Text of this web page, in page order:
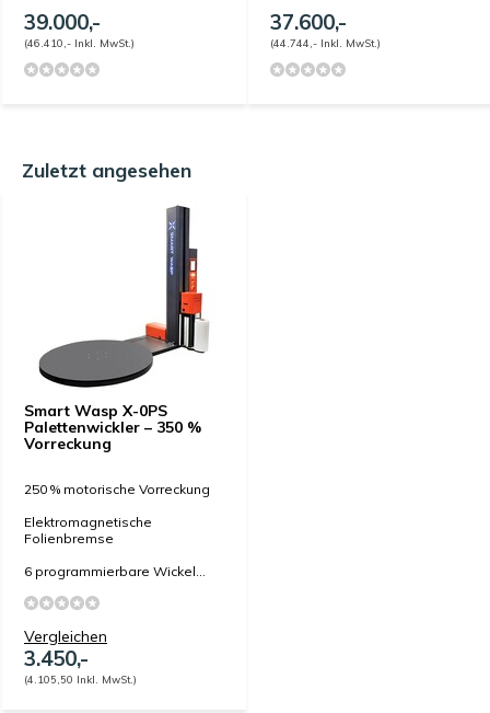
39.000,-
(46.410,- Inkl. MwSt.)
37.600,-
(44.744,- Inkl. MwSt.)
Zuletzt angesehen
Smart Wasp X-0PS
Palettenwickler – 350 %
Vorreckung
250 % motorische Vorreckung
Elektromagnetische
Folienbremse
6 programmierbare Wickel...
Vergleichen
3.450,-
(4.105,50 Inkl. MwSt.)